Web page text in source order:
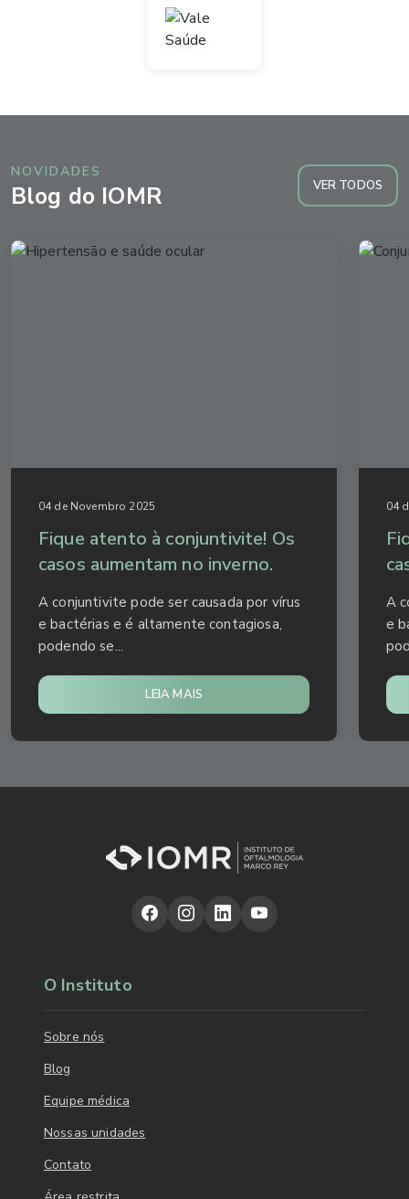
NOVIDADES
Blog do IOMR VER TODOS
04 de Novembro 2025
Fique atento à conjuntivite! Os
casos aumentam no inverno.
A conjuntivite pode ser causada por vírus
e bactérias e é altamente contagiosa,
podendo se...
LEIA MAIS
04
A
e
O Instituto
Sobre nós
Blog
Equipe médica
Nossas unidades
Contato